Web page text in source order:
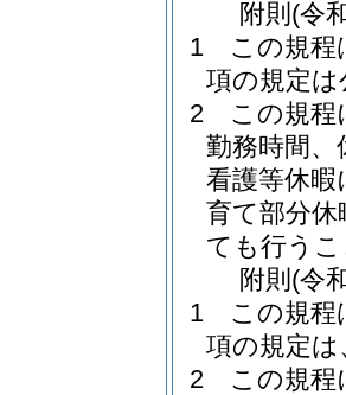
附則 (令
1
この規程
項の規定
2
この規程
勤務時間
看護等休暇
育て部分
ても行う
附則 (令
1
この規程
項の規定
2
この規程